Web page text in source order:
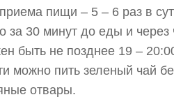
пищи – 5 – 6 раз в
за 30 минут до еды и через
быть не позднее 19 –
можно пить зеленый чай
отвары.